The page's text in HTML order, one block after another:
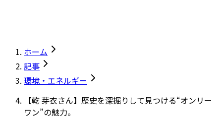
ホーム
記事
環境・エネルギー
【乾 芽衣さん】歴史を深掘りして見つける“オンリー
ワン”の魅力。